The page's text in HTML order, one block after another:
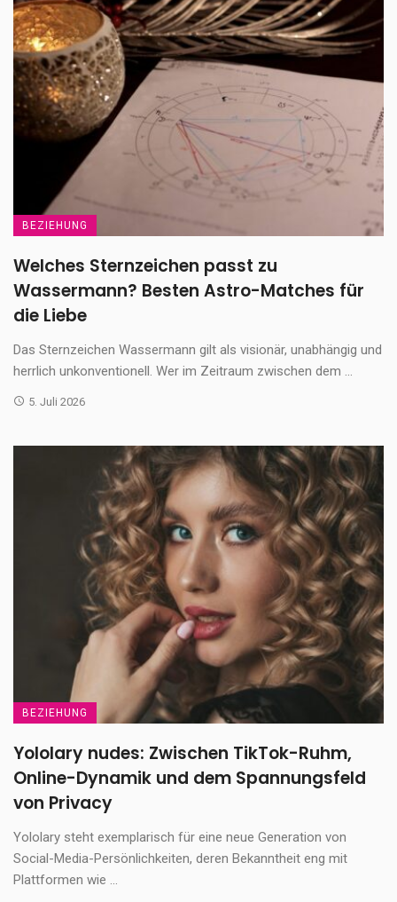
BEZIEHUNG
Welches Sternzeichen passt zu
Wassermann? Besten Astro-Matches für
die Liebe
Das Sternzeichen Wassermann gilt als visionär, unabhängig und
herrlich unkonventionell. Wer im Zeitraum zwischen dem ...
5. Juli 2026
BEZIEHUNG
Yololary nudes: Zwischen TikTok-Ruhm,
Online-Dynamik und dem Spannungsfeld
von Privacy
Yololary steht exemplarisch für eine neue Generation von
Social-Media-Persönlichkeiten, deren Bekanntheit eng mit
Plattformen wie ...